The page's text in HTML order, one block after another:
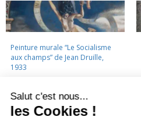
Peinture murale “Le Socialisme
aux champs” de Jean Druille,
1933